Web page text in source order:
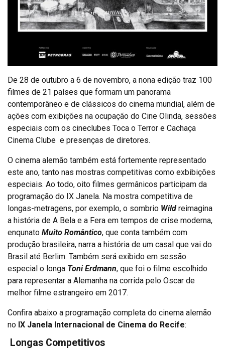
De 28 de outubro a 6 de novembro, a nona edição traz 100
filmes de 21 países que formam um panorama
contemporâneo e de clássicos do cinema mundial, além de
ações com exibições na ocupação do Cine Olinda, sessões
especiais com os cineclubes Toca o Terror e Cachaça
Cinema Clube e presenças de diretores.
O cinema alemão também está fortemente representado
este ano, tanto nas mostras competitivas como exbibições
especiais. Ao todo, oito filmes germânicos participam da
programação do IX Janela. Na mostra competitiva de
longas-metragens, por exemplo, o sombrio Wild reimagina
a história de A Bela e a Fera em tempos de crise moderna,
enqunato Muito Romântico, que conta também com
produção brasileira, narra a história de um casal que vai do
Brasil até Berlim. Também será exibido em sessão
especial o longa Toni Erdmann, que foi o filme escolhido
para representar a Alemanha na corrida pelo Oscar de
melhor filme estrangeiro em 2017.
Confira abaixo a programação completa do cinema alemão
no IX Janela Internacional de Cinema do Recife:
Longas Competitivos